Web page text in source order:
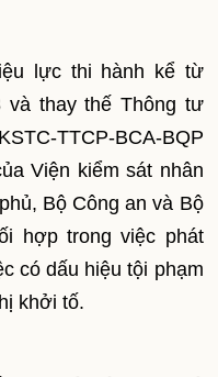
lực thi hành kể từ
và thay thế Thông tư
TTCP-BCA-BQP
Viện kiểm sát nhân
Bộ Công an và Bộ
hợp trong việc phát
có dấu hiệu tội phạm
khởi tố.